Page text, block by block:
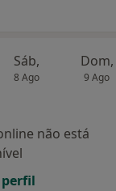
Sáb,
8 Ago
Dom,
9 Ago
não está